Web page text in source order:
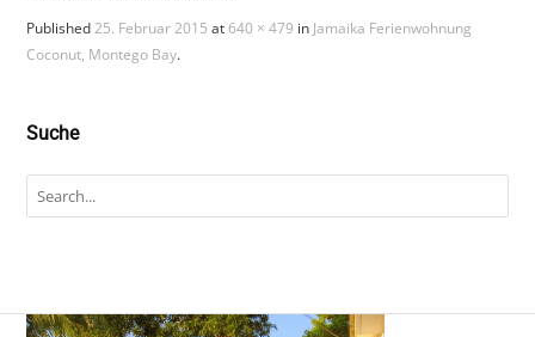
Published25. Februar 2015 at 640 × 479 in Jamaika Ferienwohnung
Coconut, Montego Bay.
Suche